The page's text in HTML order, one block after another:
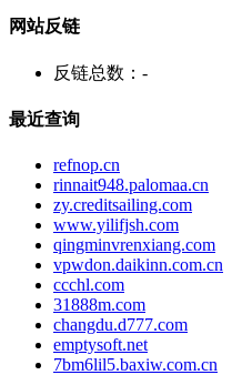
网站反链
反链总数： -
最近查询
refnop.cn
rinnait948.palomaa.cn
zy.creditsailing.com
www.yilifjsh.com
qingminvrenxiang.com
vpwdon.daikinn.com.cn
ccchl.com
31888m.com
changdu.d777.com
emptysoft.net
7bm6lil5.baxiw.com.cn